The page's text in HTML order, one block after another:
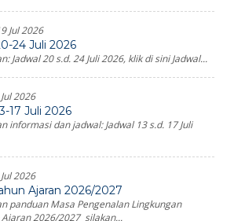
Jul 2026
24 Juli 2026
Jadwal 20 s.d. 24 Juli 2026, klik di sini Jadwal...
2026
17 Juli 2026
informasi dan jadwal: Jadwal 13 s.d. 17 Juli
2026
Ajaran 2026/2027
panduan Masa Pengenalan Lingkungan
Ajaran 2026/2027 silakan...